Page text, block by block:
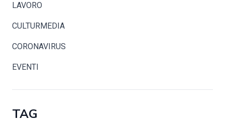
LAVORO
CULTURMEDIA
CORONAVIRUS
EVENTI
TAG